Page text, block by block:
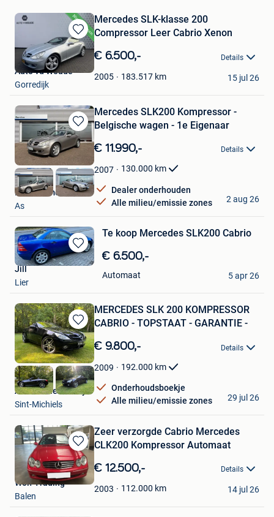
Bewaren
in
Mijn
Favorieten
Mercedes SLK-klasse 200
Compressor Leer Cabrio Xenon
€ 6.500,- Details
2005 183.517 km
Auto vd Woude
Gorredijk
15 jul 26
Bewaren
in
Mijn
Favorieten
Mercedes SLK200 Kompressor -
Belgische wagen - 1e Eigenaar
€ 11.990,- Details
2007 130.000 km
Dealer onderhouden
Alle milieu/emissie zones
RW Automobiel
As
2 aug 26
Bewaren
in
Te koop Mercedes SLK200 Cabrio
€ 6.500,-
Automaat
Jill
Lier
5 apr 26
Bewaren
in
Mijn
Favorieten
MERCEDES SLK 200 KOMPRESSOR
CABRIO - TOPSTAAT - GARANTIE -
€ 9.800,- Details
2009 192.000 km
Onderhoudsboekje
Alle milieu/emissie zones
Autohandel Robby
Sint-Michiels
29 jul 26
Bewaren
in
Mijn
Favorieten
Zeer verzorgde Cabrio Mercedes
CLK200 Kompressor Automaat
€ 12.500,- Details
2003 112.000 km
Wolf Trading
Balen
14 jul 26